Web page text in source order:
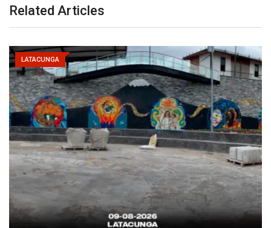
Related Articles
LATACUNGA